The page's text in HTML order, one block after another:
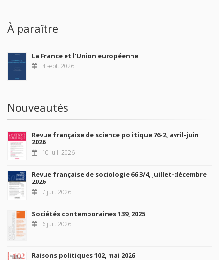
À paraître
La France et l'Union européenne
4 sept. 2026
Nouveautés
Revue française de science politique 76-2, avril-juin
2026
10 juil. 2026
Revue française de sociologie 66 3/4, juillet-décembre
2026
7 juil. 2026
Sociétés contemporaines 139, 2025
6 juil. 2026
Raisons politiques 102, mai 2026